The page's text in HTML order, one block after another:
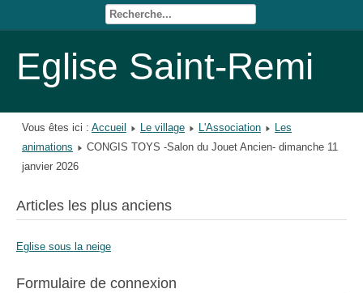
Eglise Saint-Remi
Vous êtes ici : Accueil Le village L'Association
Les
animations
CONGIS TOYS -Salon du Jouet Ancien- dimanche 11
janvier 2026
Articles les plus anciens
Eglise sous la neige
Formulaire de connexion